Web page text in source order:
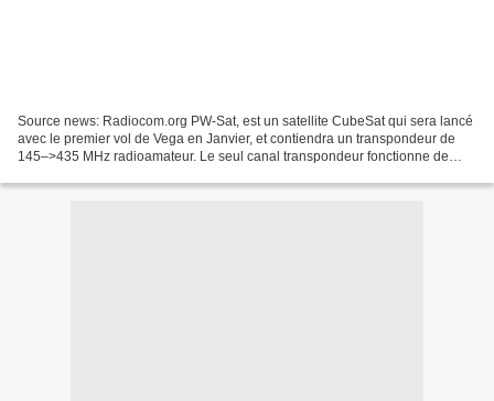
Source news: Radiocom.org PW-Sat, est un satellite CubeSat qui sera lancé
avec le premier vol de Vega en Janvier, et contiendra un transpondeur de
145–>435 MHz radioamateur. Le seul canal transpondeur fonctionne de